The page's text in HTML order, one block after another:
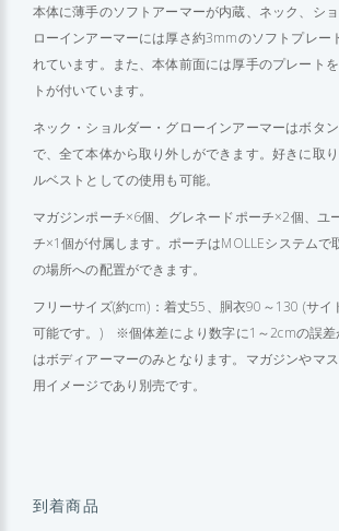
本体に薄手のソフトアーマーが内蔵、ネック、シ
ローインアーマーには厚さ約3mmのソフトプレー
れています。また、本体前面には厚手のプレート
トが付いています。
ネック・ショルダー・グローインアーマーはボタ
で、全て本体から取り外しができます。好きに取
ルベストとしての使用も可能。
マガジンポーチ×6個、グレネードポーチ×2個、ユ
チ×1個が付属します。ポーチはMOLLEシステムで
の場所への配置ができます。
フリーサイズ(約cm)：着丈55、胴衣90～130 (サイ
可能です。) ※個体差により数字に1～2cmの誤
はボディアーマーのみとなります。マガジンやマ
用イメージであり別売です。
到着商品